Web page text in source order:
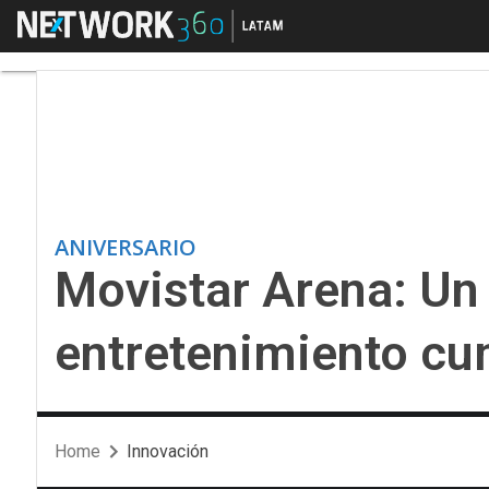
Menú
ANIVERSARIO
Movistar Arena:
entretenimiento
Home Innovación